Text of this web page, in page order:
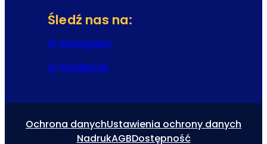
Śledź nas na:
Instagram
Facebook
Ochrona danychUstawienia ochrony danych
NadrukAGBDostępność